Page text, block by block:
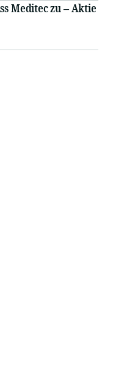
Meditec zu – Aktie